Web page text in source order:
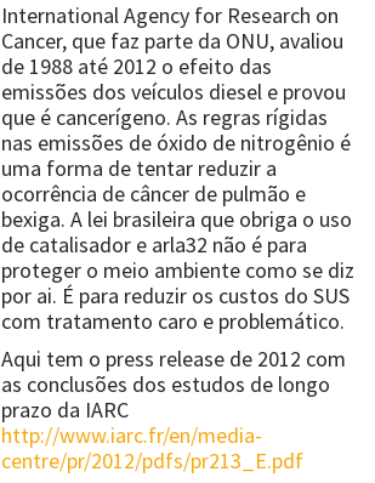
International Agency for Research on
Cancer, que faz parte da ONU, avaliou
de 1988 até 2012 o efeito das
emissões dos veículos diesel e provou
que é cancerígeno. As regras rígidas
nas emissões de óxido de nitrogênio é
uma forma de tentar reduzir a
ocorrência de câncer de pulmão e
bexiga. A lei brasileira que obriga o uso
de catalisador e arla32 não é para
proteger o meio ambiente como se diz
por ai. É para reduzir os custos do SUS
com tratamento caro e problemático.
Aqui tem o press release de 2012 com
as conclusões dos estudos de longo
prazo da IARC
http://www.iarc.fr/en/media-
centre/pr/2012/pdfs/pr213_E.pdf